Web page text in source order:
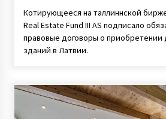
Котирующееся на таллиннской
Real Estate Fund III AS подписало
правовые договоры о приобретении
зданий в Латвии.